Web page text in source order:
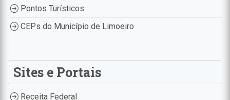
Pontos Turísticos
CEPs do Município de Limoeiro
Sites e Portais
Receita Federal